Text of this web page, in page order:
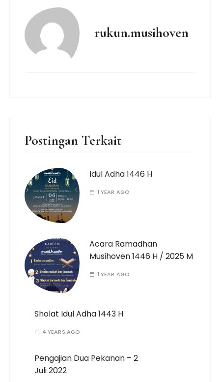
rukun.musihoven
Postingan Terkait
Idul Adha 1446 H
1 YEAR AGO
Acara Ramadhan
Musihoven 1446 H / 2025 M
1 YEAR AGO
Sholat Idul Adha 1443 H
4 YEARS AGO
Pengajian Dua Pekanan – 2
Juli 2022